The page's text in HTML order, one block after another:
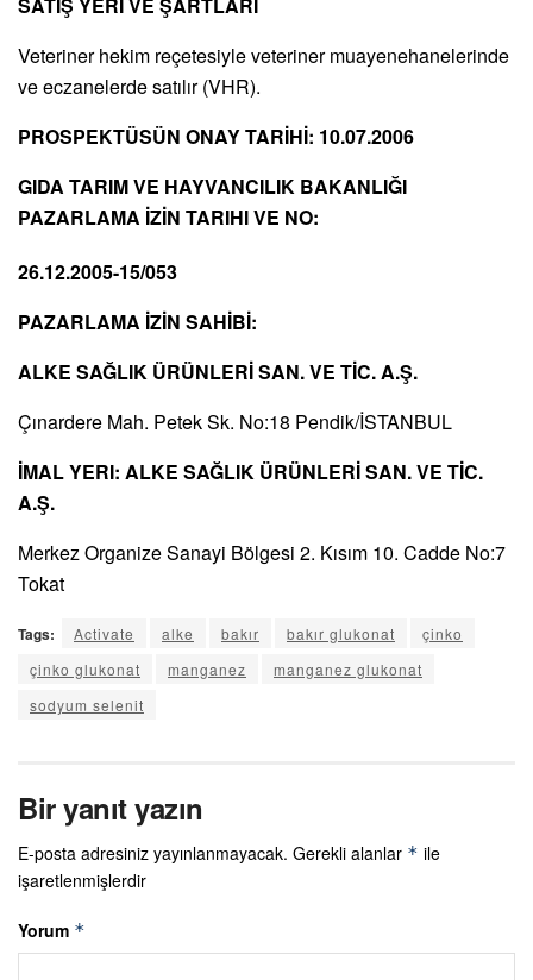
SATIŞ YERİ VE ŞARTLARI
Veteriner hekim reçetesiyle veteriner muayenehanelerinde
ve eczanelerde satılır (VHR).
PROSPEKTÜSÜN ONAY TARİHİ: 10.07.2006
GIDA TARIM VE HAYVANCILIK BAKANLIĞI
PAZARLAMA İZİN TARIHI VE NO:
26.12.2005-15/053
PAZARLAMA İZİN SAHİBİ:
ALKE SAĞLIK ÜRÜNLERİ SAN. VE TİC. A.Ş.
Çınardere Mah. Petek Sk. No:18 Pendik/İSTANBUL
İMAL YERI: ALKE SAĞLIK ÜRÜNLERİ SAN. VE TİC.
A.Ş.
Merkez Organize Sanayi Bölgesi 2. Kısım 10. Cadde No:7
Tokat
Tags: Activate alke bakır bakır glukonat
çinko
çinko glukonat
manganez
manganez glukonat
sodyum selenit
Bir yanıt yazın
E-posta adresiniz yayınlanmayacak. Gerekli alanlar * ile
işaretlenmişlerdir
Yorum *